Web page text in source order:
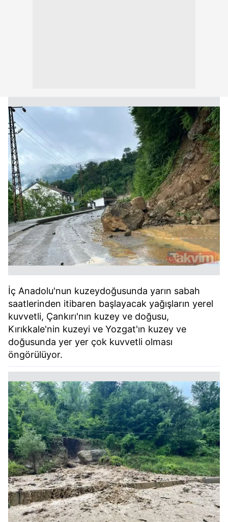
İç Anadolu'nun kuzeydoğusunda yarın sabah
saatlerinden itibaren başlayacak yağışların yerel
kuvvetli, Çankırı'nın kuzey ve doğusu,
Kırıkkale'nin kuzeyi ve Yozgat'ın kuzey ve
doğusunda yer yer çok kuvvetli olması
öngörülüyor.